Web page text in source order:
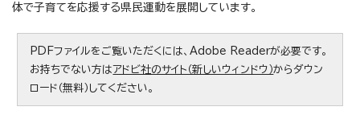
体で子育てを応援する県民運動を展開しています。
PDFファイルをご覧いただくには、Adobe Readerが必要です。
お持ちでない方はアドビ社のサイト（新しいウィンドウ）からダウン
ロード（無料）してください。